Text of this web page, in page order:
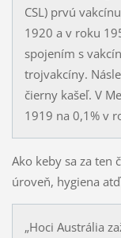
CSL) prvú
1920 a v roku
spojením s
trojvakcíny.
čierny kašeľ. V
1919 na 0,1% v
Ako keby sa za ten
úroveň, hygiena
„Hoci Austrália